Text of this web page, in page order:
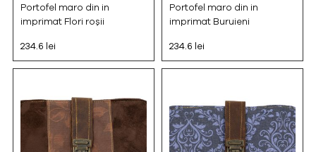
Portofel maro din in
imprimat Flori roșii
234.6 lei
Portofel maro din in
imprimat Buruieni
234.6 lei